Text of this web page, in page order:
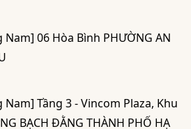
06 Hòa Bình PHƯỜNG AN
Tầng 3 - Vincom Plaza, Khu
BẠCH ĐẰNG THÀNH PHỐ HẠ